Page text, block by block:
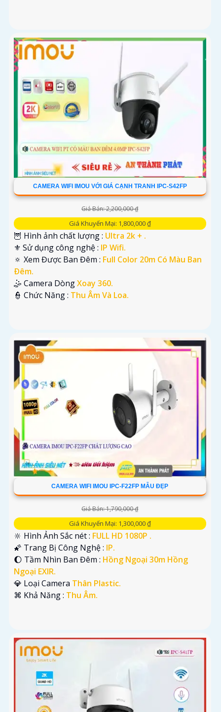
CAMERA WIFI IMOU VỚI GIÁ CẠNH TRANH IPC-S42FP
Giá Bán: 2,200,000 ₫
Giá Khuyến Mại: 1,800,000 ₫
🦉 Hình ảnh chất lượng : Ultra 2k + .
⚜️ Sử dụng công nghệ : IP Wifi.
🔅 Xem Được Ban Đêm : Full Color 20m Có Màu Ban
Ðêm.
🤹 Camera DòngXoay 360.
️👮 Chức Năng : Thu Âm Và Loa.
CAMERA WIFI IMOU IPC-F22FP MẪU ĐẸP
Giá Bán: 1,790,000 ₫
Giá Khuyến Mại: 1,300,000 ₫
🔆 Hình Ảnh Sắc nét : FULL HD 1080P .
🌠 Trang Bị Công Nghệ : IP.
🌔 Tầm Nhìn Ban Đêm : Hồng Ngoại 30m Hồng
Ngoại EXIR.
💎 Loại Camera Thân Plastic.
️⌘ Khả Năng : Thu Âm.